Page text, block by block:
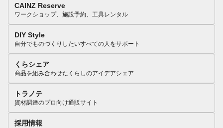
CAINZ Reserve
ワークショップ、施設予約、工具レンタル
DIY Style
自分でものづくりしたいすべての人をサポート
くらシェア
商品を組み合わせたくらしのアイデアシェア
トラノテ
資材調達のプロ向け通販サイト
採用情報